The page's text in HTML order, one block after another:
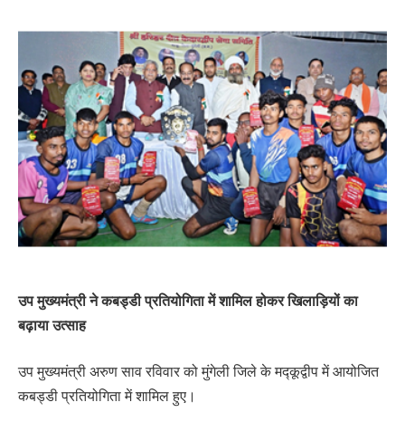
उप मुख्यमंत्री ने कबड्डी प्रतियोगिता में शामिल होकर खिलाड़ियों का
बढ़ाया उत्साह
उप मुख्यमंत्री अरुण साव रविवार को मुंगेली जिले के मद्कूद्वीप में आयोजित
कबड्डी प्रतियोगिता में शामिल हुए।